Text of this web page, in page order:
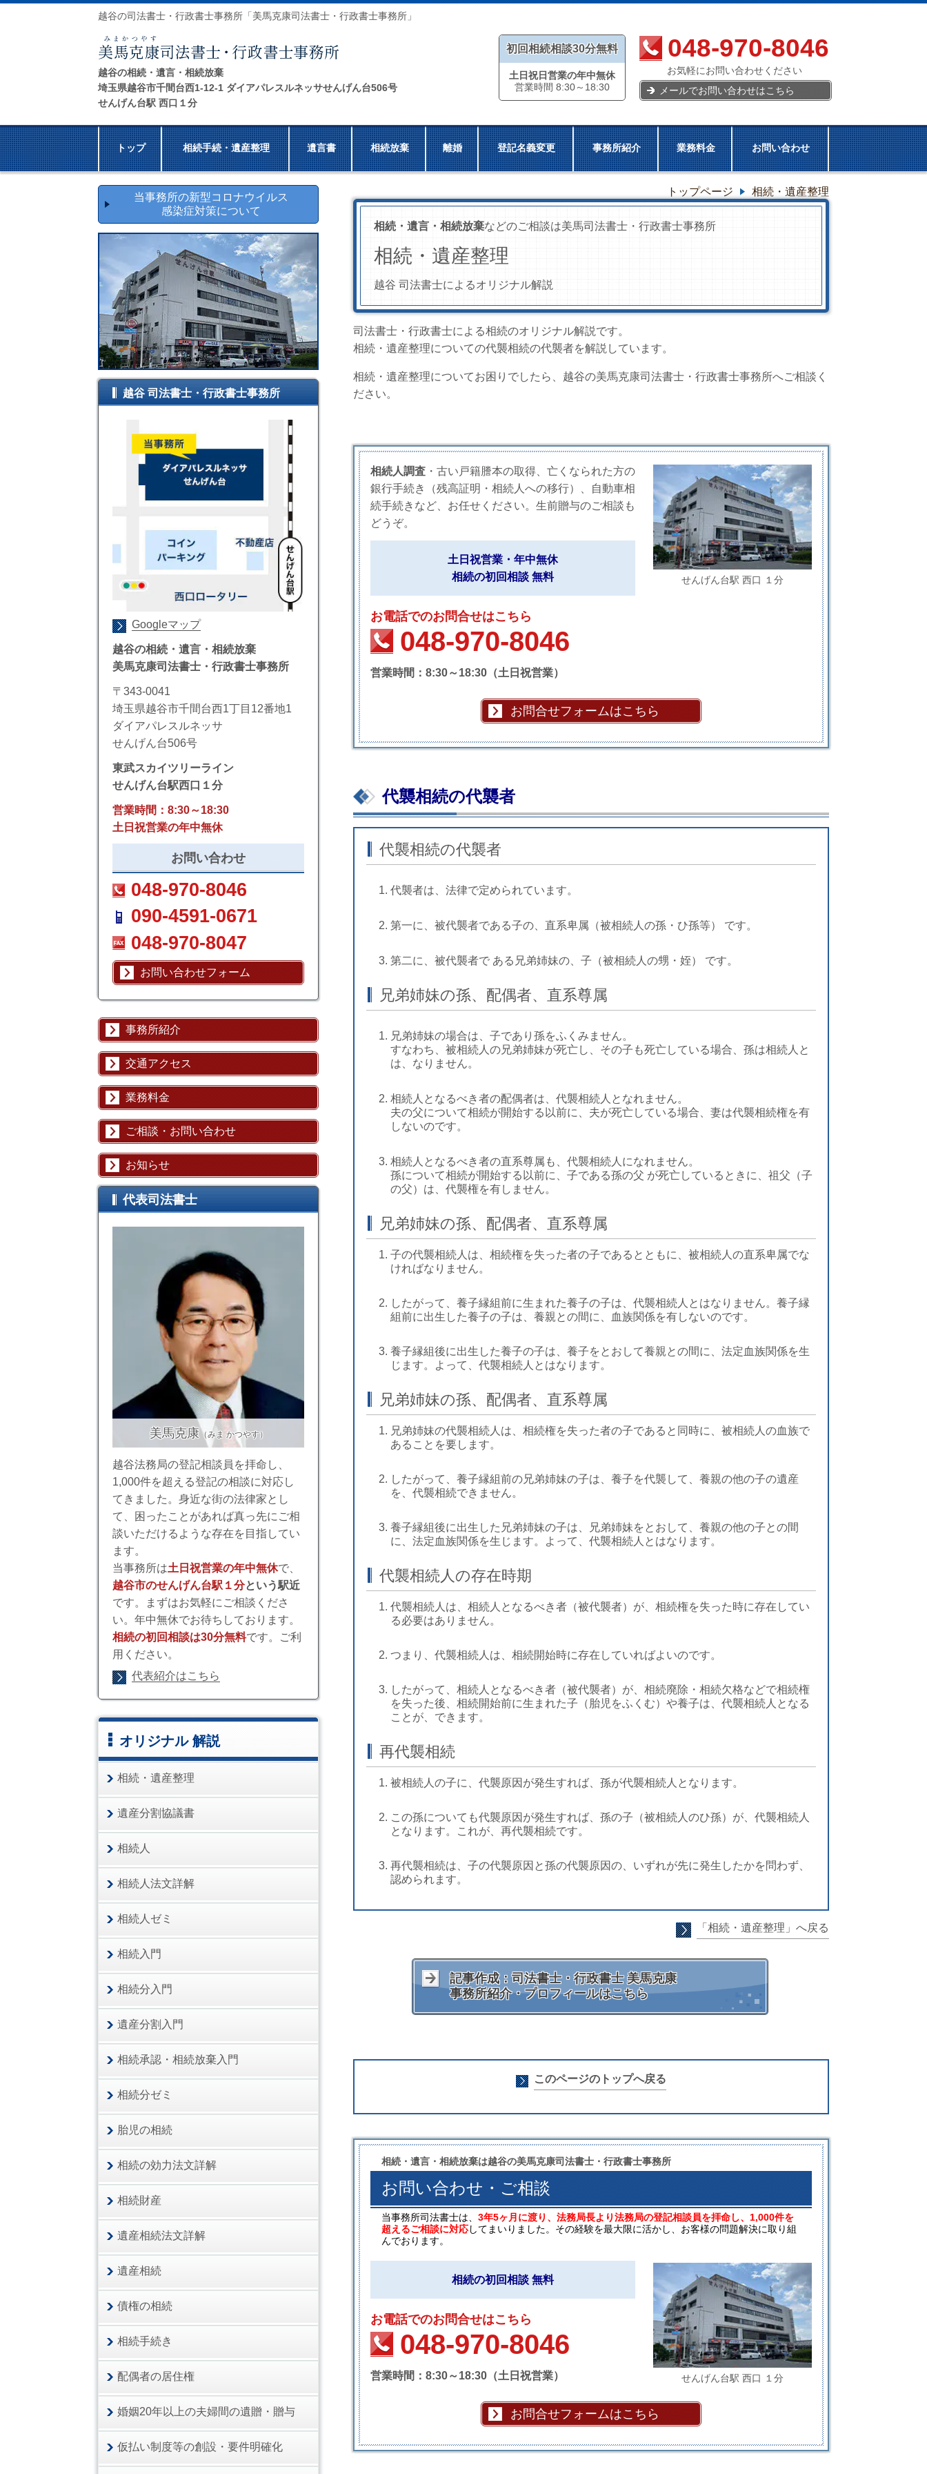
越谷の司法書士・行政書士事務所「美馬克康司法書士・行政書士事務所」
越谷の相続・遺言・相続放棄
埼玉県越谷市千間台西1-12-1 ダイアパレスルネッサせんげん台506号
せんげん台駅 西口１分
初回相続相談30分無料
土日祝日営業の年中無休
営業時間 8:30～18:30
048-970-8046
お気軽にお問い合わせください
メールでお問い合わせはこちら
トップ 相続手続・遺産整理 遺言書 相続放棄 離婚 登記名義変更 事務所紹介 業務料金 お問い合わせ
トップページ 相続・遺産整理
相続・遺言・相続放棄などのご相談は美馬司法書士・行政書士事務所
相続・遺産整理
越谷 司法書士によるオリジナル解説
司法書士・行政書士による相続のオリジナル解説です。
相続・遺産整理についての代襲相続の代襲者を解説しています。
相続・遺産整理についてお困りでしたら、越谷の美馬克康司法書士・行政書士事務所へご相談く
ださい。
せんげん台駅 西口 １分
相続人調査 ・古い戸籍謄本の取得、亡くなられた方の
銀行手続き（残高証明・相続人への移行）、自動車相
続手続きなど、お任せください。生前贈与のご相談も
どうぞ。
土日祝営業・年中無休
相続の初回相談 無料
お電話でのお問合せはこちら
048-970-8046
営業時間：8:30～18:30（土日祝営業）
お問合せフォームはこちら
代襲相続の代襲者
代襲相続の代襲者
代襲者は、法律で定められています。
第一に、被代襲者である子の、直系卑属（被相続人の孫・ひ孫等） です。
第二に、被代襲者で ある兄弟姉妹の、子（被相続人の甥・姪） です。
兄弟姉妹の孫、配偶者、直系尊属
兄弟姉妹の場合は、子であり孫をふくみません。
すなわち、被相続人の兄弟姉妹が死亡し、その子も死亡している場合、孫は相続人と
は、なりません。
相続人となるべき者の配偶者は、代襲相続人となれません。
夫の父について相続が開始する以前に、夫が死亡している場合、妻は代襲相続権を有
しないのです。
相続人となるべき者の直系尊属も、代襲相続人になれません。
孫について相続が開始する以前に、子である孫の父 が死亡しているときに、祖父（子
の父）は、代襲権を有しません。
兄弟姉妹の孫、配偶者、直系尊属
子の代襲相続人は、相続権を失った者の子であるとともに、被相続人の直系卑属でな
ければなりません。
したがって、養子縁組前に生まれた養子の子は、代襲相続人とはなりません。養子縁
組前に出生した養子の子は、養親との間に、血族関係を有しないのです。
養子縁組後に出生した養子の子は、養子をとおして養親との間に、法定血族関係を生
じます。よって、代襲相続人とはなります。
兄弟姉妹の孫、配偶者、直系尊属
兄弟姉妹の代襲相続人は、相続権を失った者の子であると同時に、被相続人の血族で
あることを要します。
したがって、養子縁組前の兄弟姉妹の子は、養子を代襲して、養親の他の子の遺産
を、代襲相続できません。
養子縁組後に出生した兄弟姉妹の子は、兄弟姉妹をとおして、養親の他の子との間
に、法定血族関係を生じます。よって、代襲相続人とはなります。
代襲相続人の存在時期
代襲相続人は、相続人となるべき者（被代襲者）が、相続権を失った時に存在してい
る必要はありません。
つまり、代襲相続人は、相続開始時に存在していればよいのです。
したがって、相続人となるべき者（被代襲者）が、相続廃除・相続欠格などで相続権
を失った後、相続開始前に生まれた子（胎児をふくむ）や養子は、代襲相続人となる
ことが、できます。
再代襲相続
被相続人の子に、代襲原因が発生すれば、孫が代襲相続人となります。
この孫についても代襲原因が発生すれば、孫の子（被相続人のひ孫）が、代襲相続人
となります。これが、再代襲相続です。
再代襲相続は、子の代襲原因と孫の代襲原因の、いずれが先に発生したかを問わず、
認められます。
「相続・遺産整理」へ戻る
記事作成：司法書士・行政書士 美馬克康
事務所紹介・プロフィールはこちら
このページのトップへ戻る
相続・遺言・相続放棄は越谷の美馬克康司法書士・行政書士事務所
お問い合わせ・ご相談
当事務所司法書士は、 3年5ヶ月に渡り、法務局長より法務局の登記相談員を拝命し、1,000件を
超えるご相談に対応してまいりました。その経験を最大限に活かし、お客様の問題解決に取り組
んでおります。
せんげん台駅 西口 １分
相続の初回相談 無料
お電話でのお問合せはこちら
048-970-8046
営業時間：8:30～18:30（土日祝営業）
お問合せフォームはこちら
当事務所の新型コロナウイルス
感染症対策について
越谷 司法書士・行政書士事務所
Googleマップ
越谷の相続・遺言・相続放棄
美馬克康司法書士・行政書士事務所
〒343-0041
埼玉県越谷市千間台西1丁目12番地1
ダイアパレスルネッサ
せんげん台506号
東武スカイツリーライン
せんげん台駅西口１分
営業時間：8:30～18:30
土日祝営業の年中無休
お問い合わせ
048-970-8046
090-4591-0671
048-970-8047
お問い合わせフォーム
事務所紹介
交通アクセス
業務料金
ご相談・お問い合わせ
お知らせ
代表司法書士
美馬克康（みま かつやす）
越谷法務局の登記相談員を拝命し、
1,000件を超える登記の相談に対応し
てきました。身近な街の法律家とし
て、困ったことがあれば真っ先にご相
談いただけるような存在を目指してい
ます。
当事務所は土日祝営業の年中無休で、
越谷市のせんげん台駅１分という駅近
です。まずはお気軽にご相談くださ
い。年中無休でお待ちしております。
相続の初回相談は30分無料です。ご利
用ください。
代表紹介はこちら
オリジナル 解説
相続・遺産整理
遺産分割協議書
相続人
相続人法文詳解
相続人ゼミ
相続入門
相続分入門
遺産分割入門
相続承認・相続放棄入門
相続分ゼミ
胎児の相続
相続の効力法文詳解
相続財産
遺産相続法文詳解
遺産相続
債権の相続
相続手続き
配偶者の居住権
婚姻20年以上の夫婦間の遺贈・贈与
仮払い制度等の創設・要件明確化